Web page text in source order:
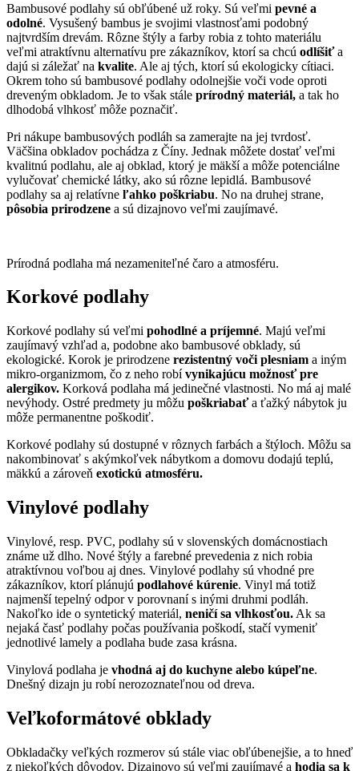
Bambusové podlahy sú obľúbené už roky. Sú veľmi pevné a
odolné. Vysušený bambus je svojimi vlastnosťami podobný
najtvrdším drevám. Rôzne štýly a farby robia z tohto materiálu
veľmi atraktívnu alternatívu pre zákazníkov, ktorí sa chcú odlíšiťa
dajú si záležať na kvalite. Ale aj tých, ktorí sú ekologicky cítiaci.
Okrem toho sú bambusové podlahy odolnejšie voči vode oproti
dreveným obkladom. Je to však stále prírodný materiál, a tak ho
dlhodobá vlhkosť môže poznačiť.
Pri nákupe bambusových podláh sa zamerajte na jej tvrdosť.
Väčšina obkladov pochádza z Číny. Jednak môžete dostať veľmi
kvalitnú podlahu, ale aj obklad, ktorý je mäkší a môže potenciálne
vylučovať chemické látky, ako sú rôzne lepidlá. Bambusové
podlahy sa aj relatívne ľahko poškriabu. No na druhej strane,
pôsobia prirodzene a sú dizajnovo veľmi zaujímavé.
Prírodná podlaha má nezameniteľné čaro a atmosféru.
Korkové podlahy
Korkové podlahy sú veľmi pohodlné a príjemné. Majú veľmi
zaujímavý vzhľad a, podobne ako bambusové obklady, sú
ekologické. Korok je prirodzene rezistentný voči plesniam a iným
mikro-organizmom, čo z neho robívynikajúcu možnosť pre
alergikov. Korková podlaha má jedinečné vlastnosti. No má aj malé
nevýhody. Ostré predmety ju môžu poškriabaťa ťažký nábytok ju
môže permanentne poškodiť.
Korkové podlahy sú dostupné v rôznych farbách a štýloch. Môžu sa
nakombinovať s akýmkoľvek nábytkom a domovu dodajú teplú,
mäkkú a zároveň exotickú atmosféru.
Vinylové podlahy
Vinylové, resp. PVC, podlahy sú v slovenských domácnostiach
známe už dlho. Nové štýly a farebné prevedenia z nich robia
atraktívnou voľbou aj dnes. Vinylové podlahy sú vhodné pre
zákazníkov, ktorí plánujú podlahové kúrenie. Vinyl má totiž
najmenší tepelný odpor v porovnaní s inými druhmi podláh.
Nakoľko ide o syntetický materiál, neničí sa vlhkosťou. Ak sa
nejaká časť podlahy počas používania poškodí, stačí vymeniť
jednotlivé lamely a podlaha bude zasa krásna.
Vinylová podlaha je vhodná aj do kuchyne alebo kúpeľne.
Dnešný dizajn ju robí nerozoznateľnou od dreva.
Veľkoformátové obklady
Obkladačky veľkých rozmerov sú stále viac obľúbenejšie, a to hneď
z niekoľkých dôvodov. Dizajnovo sú veľmi zaujímavé a hodia sa k